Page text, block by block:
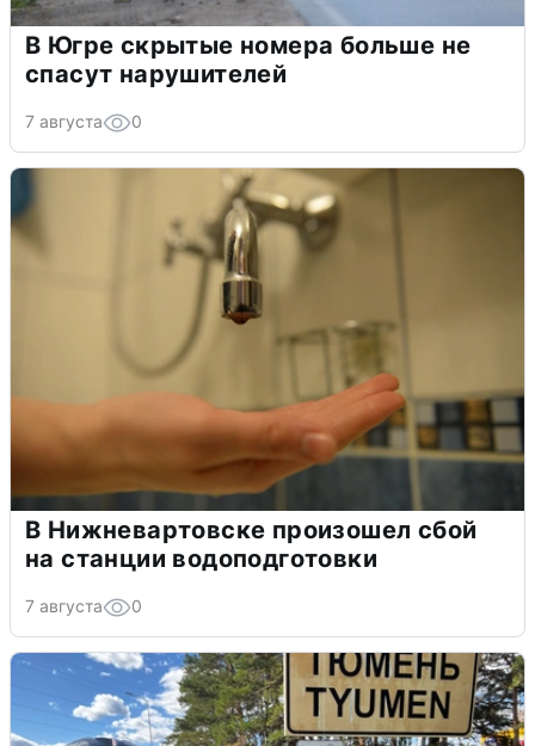
В Югре скрытые номера больше не
спасут нарушителей
7 августа 0
В Нижневартовске произошел сбой
на станции водоподготовки
7 августа 0